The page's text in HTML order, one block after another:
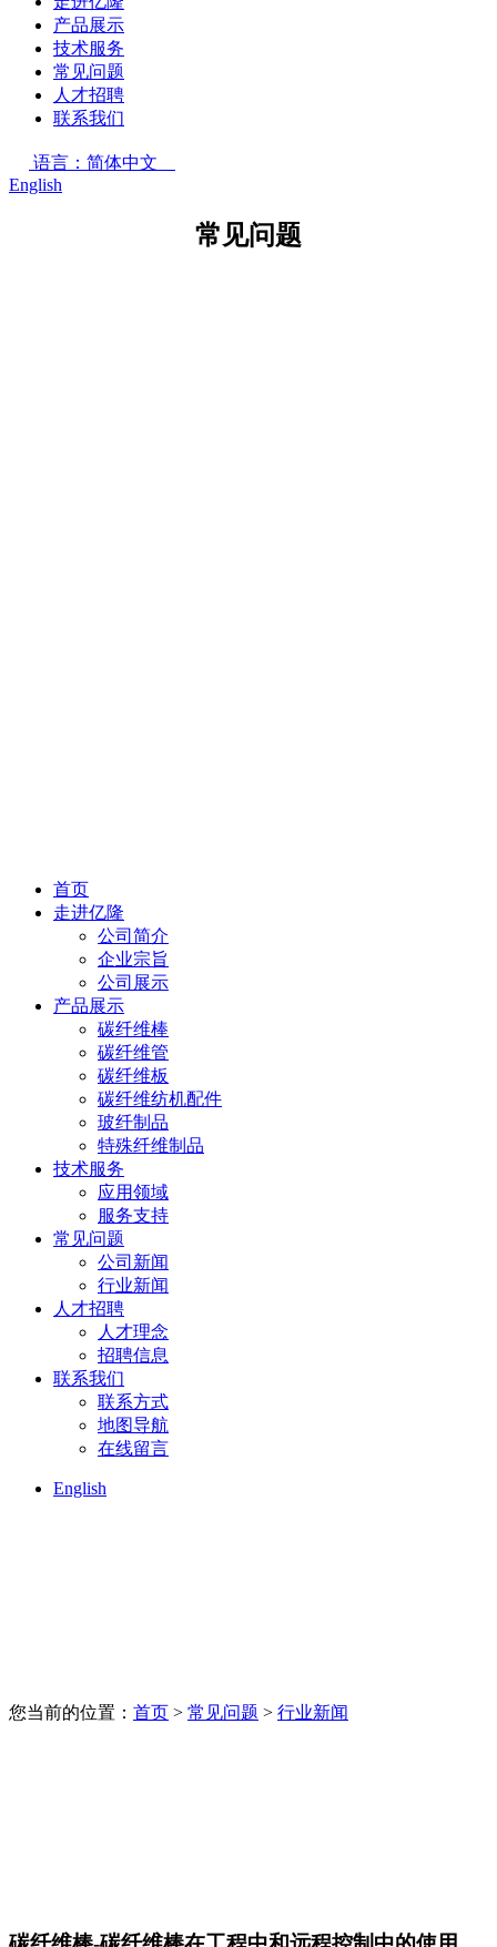
产品展示
技术服务
常见问题
人才招聘
联系我们
语言：简体中文
English
常见问题
首页
走进亿隆
公司简介
企业宗旨
公司展示
产品展示
碳纤维棒
碳纤维管
碳纤维板
碳纤维纺机配件
玻纤制品
特殊纤维制品
技术服务
应用领域
服务支持
常见问题
公司新闻
行业新闻
人才招聘
人才理念
招聘信息
联系我们
联系方式
地图导航
在线留言
English
您当前的位置： 首页 > 常见问题 > 行业新闻